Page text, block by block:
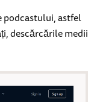
astfel
descărcările medii